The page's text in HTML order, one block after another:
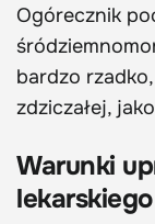
Ogórecznik
bardzo
zdziczałej,
Warunki
lekarskiego